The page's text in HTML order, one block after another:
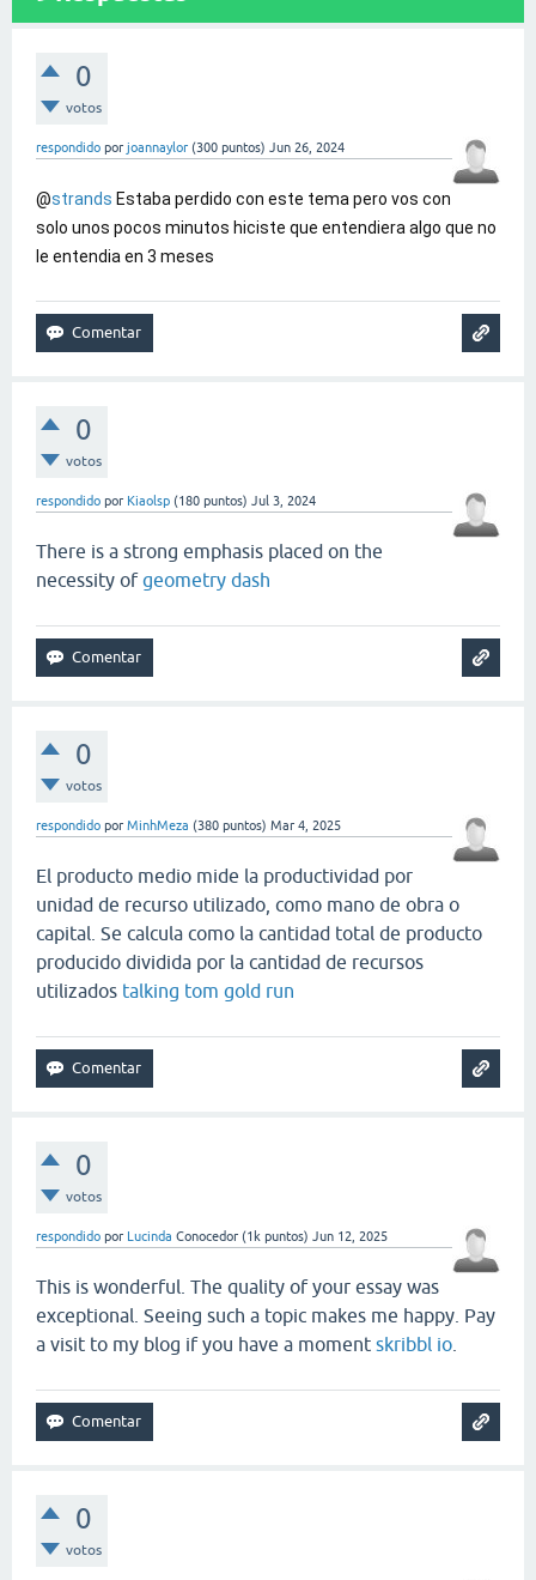
0
votos
respondido por joannaylor (300 puntos) Jun 26, 2024
@strands Estaba perdido con este tema pero vos con
solo unos pocos minutos hiciste que entendiera algo que no
le entendia en 3 meses
0
votos
respondido por Kiaolsp (180 puntos) Jul 3, 2024
There is a strong emphasis placed on the
necessity ofgeometry dash
0
votos
respondido por MinhMeza (380 puntos) Mar 4, 2025
El producto medio mide la productividad por
unidad de recurso utilizado, como mano de obra o
capital. Se calcula como la cantidad total de producto
producido dividida por la cantidad de recursos
utilizados talking tom gold run
0
votos
respondido por Lucinda Conocedor (1k puntos) Jun 12, 2025
This is wonderful. The quality of your essay was
exceptional. Seeing such a topic makes me happy. Pay
a visit to my blog if you have a moment skribbl io
0
votos